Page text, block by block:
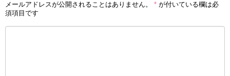
メールアドレスが公開されることはありません。 * が付いている欄は必
須項目です